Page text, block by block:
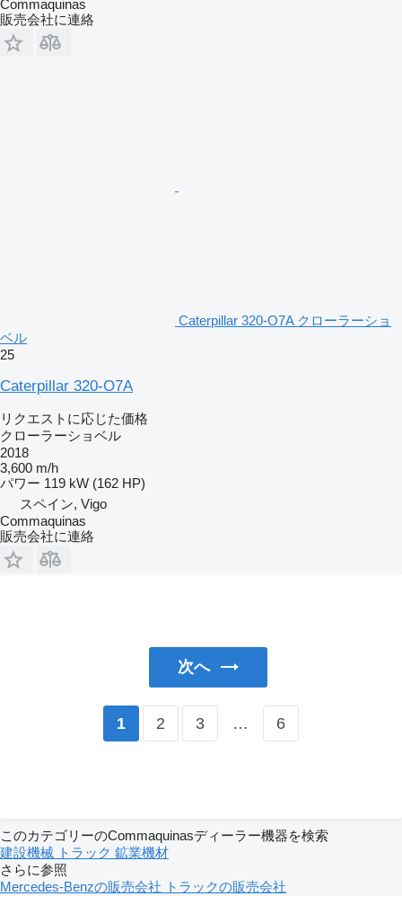
Commaquinas
販売会社に連絡
Caterpillar 320-O7A クローラーショ
ベル
25
Caterpillar 320-O7A
リクエストに応じた価格
クローラーショベル
2018
3,600 m/h
パワー 119 kW (162 HP)
スペイン, Vigo
Commaquinas
販売会社に連絡
次へ
1 2 3 … 6
このカテゴリーのCommaquinasディーラー機器を検索
建設機械 トラック 鉱業機材
さらに参照
Mercedes-Benzの販売会社 トラックの販売会社